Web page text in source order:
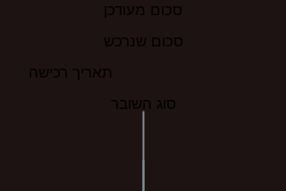
סכום מעודכן
סכום שנרכש
תאריך רכישה
סוג השובר